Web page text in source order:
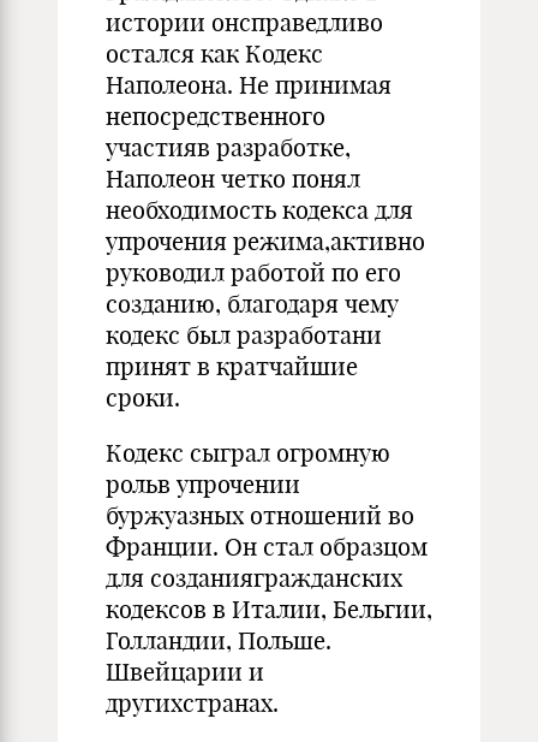
истории онсправедливо
остался как Кодекс
Наполеона. Не принимая
непосредственного
участияв разработке,
Наполеон четко понял
необходимость кодекса для
упрочения режима,активно
руководил работой по его
созданию, благодаря чему
кодекс был разработани
принят в кратчайшие
сроки.
Кодекс сыграл огромную
рольв упрочении
буржуазных отношений во
Франции. Он стал образцом
для созданиягражданских
кодексов в Италии, Бельгии,
Голландии, Польше.
Швейцарии и
другихстранах.